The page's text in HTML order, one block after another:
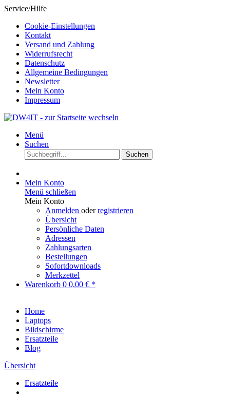
Service/Hilfe
Cookie-Einstellungen
Kontakt
Versand und Zahlung
Widerrufsrecht
Datenschutz
Allgemeine Bedingungen
Newsletter
Mein Konto
Impressum
Menü
Suchen
Suchen
Mein Konto
Menü schließen
Mein Konto
Anmelden oderregistrieren
Übersicht
Persönliche Daten
Adressen
Zahlungsarten
Bestellungen
Sofortdownloads
Merkzettel
Warenkorb 0 0,00 € *
Home
Laptops
Bildschirme
Ersatzteile
Blog
Übersicht
Ersatzteile